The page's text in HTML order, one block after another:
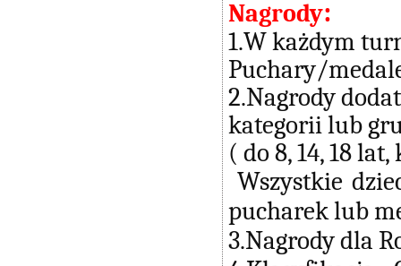
Nagrody:
1.W każdym
Puchary/
2.Nagrody
kategorii lub
( do 8, 14, 18
Wszystkie
pucharek lub
3.Nagrody dla